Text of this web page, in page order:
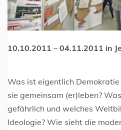
10.10.2011 – 04.11.2011 in
Was ist eigentlich
sie gemeinsam (er)leben?
gefährlich und welches
Ideologie? Wie sieht die